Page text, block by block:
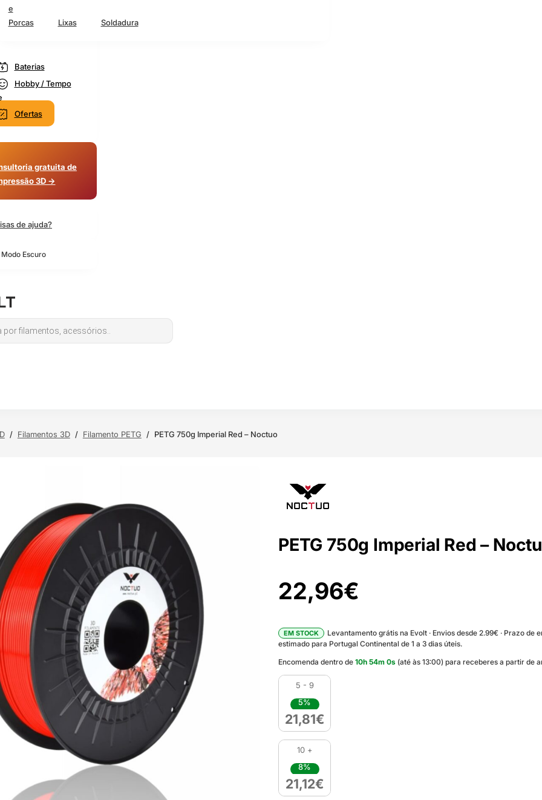
e
Porcas
Lixas Soldadura
Baterias
Hobby / Tempo
Ofertas
gratuita de
3D →
de ajuda?
Escuro
/ Filamentos 3D / Filamento PETG / PETG 750g Imperial Red – Noctuo
PETG 750g Imperial Red –
22,96€
EM STOCK
Levantamento grátis na Evolt · Envios desde 2.99€ · Prazo de
estimado para Portugal Continental de 1 a 3 dias úteis.
Encomenda dentro de 10h 53m 59 s(até às 13:00) para receberes a partir de
5 - 9
5%
21,81€
10 +
8%
21,12€